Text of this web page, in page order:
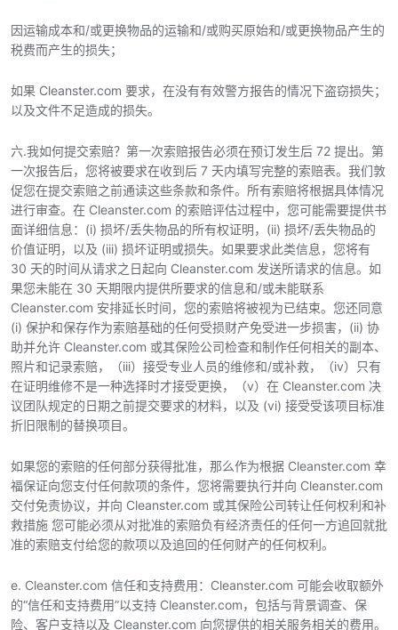
因运输成本和/或更换物品的运输和/或购买原始和/或更换物品产生的
税费而产生的损失；
如果 Cleanster.com 要求，在没有有效警方报告的情况下盗窃损失；
以及文件不足造成的损失。
六.我如何提交索赔？第一次索赔报告必须在预订发生后 72 提出。第
一次报告后，您将被要求在收到后 7 天内填写完整的索赔表。我们敦
促您在提交索赔之前通读这些条款和条件。所有索赔将根据具体情况
进行审查。在 Cleanster.com 的索赔评估过程中，您可能需要提供书
面详细信息：(i) 损坏/丢失物品的所有权证明，(ii) 损坏/丢失物品的
价值证明，以及 (iii) 损坏证明或损失。如果要求此类信息，您将有
30 天的时间从请求之日起向 Cleanster.com 发送所请求的信息。如
果您未能在 30 天期限内提供所要求的信息和/或未能联系
Cleanster.com 安排延长时间，您的索赔将被视为已结束。您还同意
(i) 保护和保存作为索赔基础的任何受损财产免受进一步损害，(ii) 协
助并允许 Cleanster.com 或其保险公司检查和制作任何相关的副本、
照片和记录索赔，（iii）接受专业人员的维修和/或补救，（iv）只有
在证明维修不是一种选择时才接受更换，（v）在 Cleanster.com 决
议团队规定的日期之前提交要求的材料，以及 (vi) 接受受该项目标准
折旧限制的替换项目。
如果您的索赔的任何部分获得批准，那么作为根据 Cleanster.com 幸
福保证向您支付任何款项的条件，您将需要执行并向 Cleanster.com
交付免责协议，并向 Cleanster.com 或其保险公司转让任何权利和补
救措施 您可能必须从对批准的索赔负有经济责任的任何一方追回就批
准的索赔支付给您的款项以及追回的任何财产的任何权利。
e. Cleanster.com 信任和支持费用：Cleanster.com 可能会收取额外
的“信任和支持费用”以支持 Cleanster.com，包括与背景调查、保
险、客户支持以及 Cleanster.com 向您提供的相关服务相关的费用。